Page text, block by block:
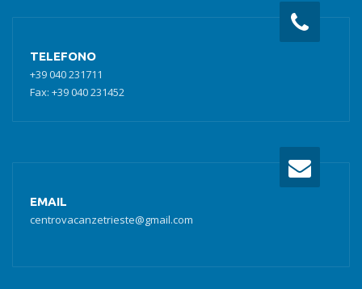
TELEFONO
+39 040 231711
Fax: +39 040 231452
EMAIL
centrovacanzetrieste@gmail.com